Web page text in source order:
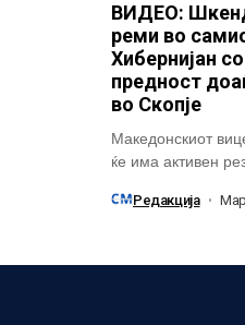
ВИДЕО:
реми во
Хибернијан
предност
во Скопје
Македонскиот
ќе има активен
Редакција